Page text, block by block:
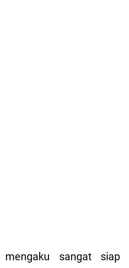
sangat siap